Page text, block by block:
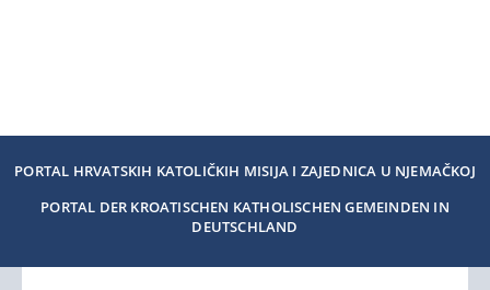
PORTAL HRVATSKIH KATOLIČKIH MISIJA I ZAJEDNICA U NJEMAČKOJ
PORTAL DER KROATISCHEN KATHOLISCHEN GEMEINDEN IN
DEUTSCHLAND